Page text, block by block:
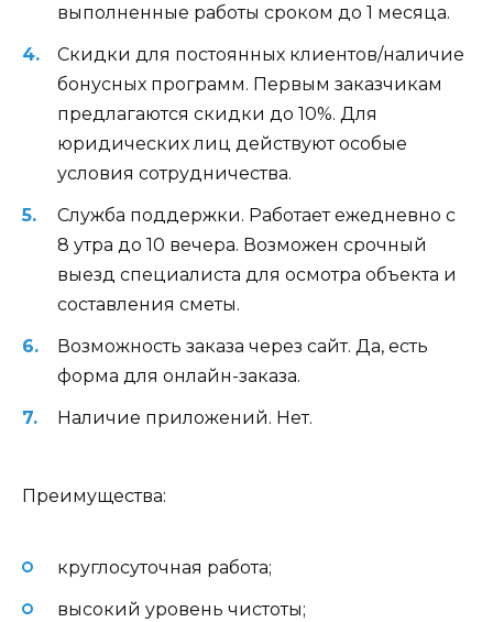
выполненные работы сроком до 1 месяца.
Скидки для постоянных клиентов/наличие
бонусных программ. Первым заказчикам
предлагаются скидки до 10%. Для
юридических лиц действуют особые
условия сотрудничества.
Служба поддержки. Работает ежедневно с
8 утра до 10 вечера. Возможен срочный
выезд специалиста для осмотра объекта и
составления сметы.
Возможность заказа через сайт. Да, есть
форма для онлайн-заказа.
Наличие приложений. Нет.
Преимущества:
круглосуточная работа;
высокий уровень чистоты;